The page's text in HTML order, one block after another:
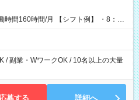
【シフト例】 ・8：00
/ 副業・WワークOK / 10名以上の大量
応募する 詳細へ